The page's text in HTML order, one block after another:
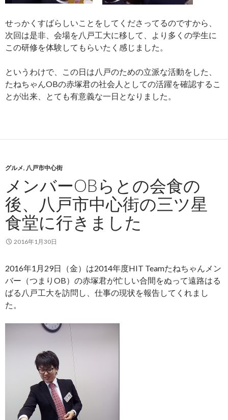
せっかくすばらしいことをしてくださってるのですから、
次回は是非、会場を八戸工大に移して、より多くの学生に
この研修を体験してもらいたく感じました。
というわけで、この日は八戸のための立派な活動をした、
たねちゃんOBの赤塚君の社会人としての活躍を確認するこ
とが出来、とても有意義な一日となりました。
グルメ, 八戸市中心街
メンバーOBらとの会食の
後、八戸市中心街の三ツ星
食堂に行きました
2016年1月30日
2016年1月29日（金）は2014年度HIT Teamたねちゃんメン
バー（つまりOB）の赤塚君が忙しい合間をぬって遠路はる
ばる八戸工大を訪問し、仕事の現状を報告してくれまし
た。